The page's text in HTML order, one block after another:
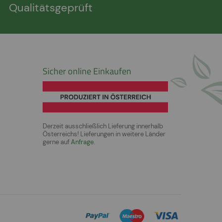
Qualitätsgeprüft
Sicher online Einkaufen
Derzeit ausschließlich Lieferung innerhalb
Österreichs! Lieferungen in weitere Länder
gerne aufAnfrage.